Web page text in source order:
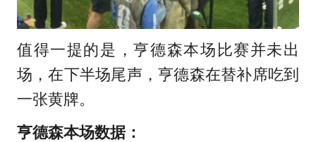
值得一提的是，亨德森本场比赛并未出
场，在下半场尾声，亨德森在替补席吃到
一张黄牌。
亨德森本场数据：